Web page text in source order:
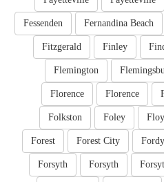
Fernandina Beach
Fessenden
Finley
Fitzgerald
Flemington
Florence
Florence
Foley
Folkston
Forest City
Forest
Forsyth
Forsyth